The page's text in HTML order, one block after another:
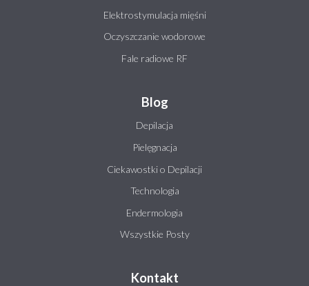
Elektrostymulacja mięśni
Oczyszczanie wodorowe
Fale radiowe RF
Blog
Depilacja
Pielęgnacja
Ciekawostki o Depilacji
Technologia
Endermologia
Wszystkie Posty
Kontakt